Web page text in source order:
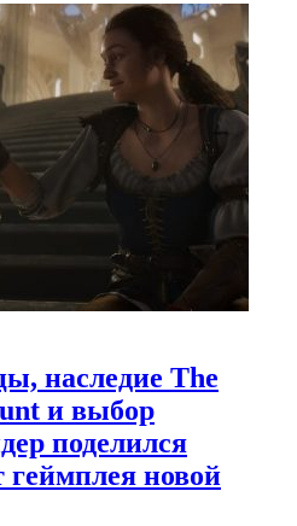
наследие The
и выбор
поделился
геймплея новой